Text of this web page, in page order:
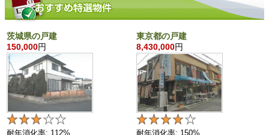
茨城県の戸建
150,000円
耐年消化率: 112%
東京都の戸建
8,430,000円
耐年消化率: 150%